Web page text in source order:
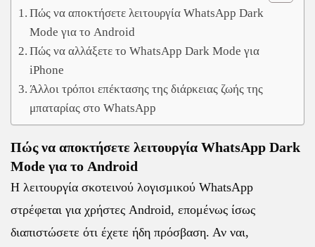
Πώς να αποκτήσετε λειτουργία WhatsApp Dark
Mode για το Android
Πώς να αλλάξετε το WhatsApp Dark Mode για
iPhone
Άλλοι τρόποι επέκτασης της διάρκειας ζωής της
μπαταρίας στο WhatsApp
Πώς να αποκτήσετε λειτουργία WhatsApp Dark
Mode για το Android
Η λειτουργία σκοτεινού λογισμικού WhatsApp
στρέφεται για χρήστες Android, επομένως ίσως
διαπιστώσετε ότι έχετε ήδη πρόσβαση. Αν ναι,